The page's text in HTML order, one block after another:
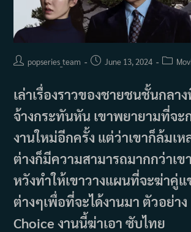
Postpopseries_team
PostJune 13, 2024
Post
เล่าเรื่องราวของชายชนชั้นกลา
จ้างกระทันหัน เขาพยายามที่จะ
งานใหม่อีกครั้ง แต่ว่าเขาก็ล้มเห
ต่างก็มีความสามารถมากกว่าเข
หวังทำให้เขาวางแผนที่จะฆ่าคู่แ
ต่างๆเพื่อที่จะได้งานมา ตัวอย่า
Choice งานนี้ฆ่าเอา ซับไทย